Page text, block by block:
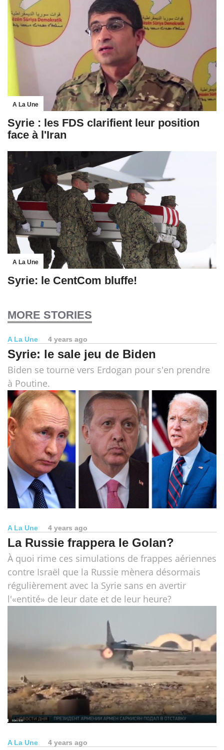
A La Une
Syrie : les FDS clarifient leur position
face à l'Iran
A La Une
Syrie: le CentCom bluffe!
MORE STORIES
A La Une 4 years ago
Syrie: le sale jeu de Biden
Biden se tourne vers Erdogan pour s'en prendre
à Poutine.
A La Une 4 years ago
La Russie frappera Ie Golan?
À quoi rime ces simulations de frappes aériennes
contre Israël que la Russie mènera désormais
régulièrement avec la Syrie sans en avertir
l'«entité» de leur date et de leur heure?
A La Une 4 years ago